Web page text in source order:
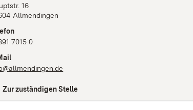
16
Allmendingen
7015 0
Zur zuständigen Stelle